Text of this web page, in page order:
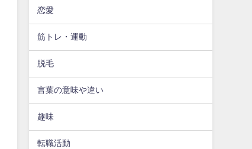
恋愛
筋トレ・運動
脱毛
言葉の意味や違い
趣味
転職活動